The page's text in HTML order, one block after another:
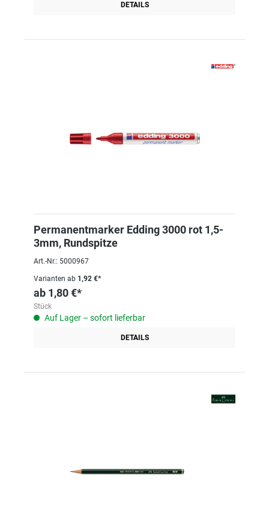
DETAILS
Permanentmarker Edding 3000 rot 1,5-
3mm, Rundspitze
Art.-Nr.: 5000967
Varianten ab 1,92 €*
ab 1,80 €*
Stück
Auf Lager – sofort lieferbar
DETAILS